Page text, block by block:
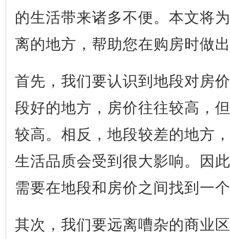
的生活带来诸多不便。本文将
离的地方，帮助您在购房时做
首先，我们要认识到地段对房
段好的地方，房价往往较高，
较高。相反，地段较差的地方
生活品质会受到很大影响。因
需要在地段和房价之间找到一
其次，我们要远离嘈杂的商业